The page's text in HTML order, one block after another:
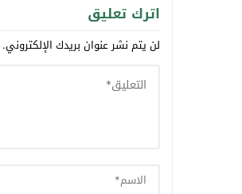
اترك تعليق
لن يتم نشر عنوان بريدك الإلكتروني.